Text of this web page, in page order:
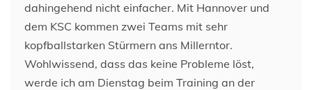
dahingehend nicht einfacher. Mit Hannover und
dem KSC kommen zwei Teams mit sehr
kopfballstarken Stürmern ans Millerntor.
Wohlwissend, dass das keine Probleme löst,
werde ich am Dienstag beim Training an der